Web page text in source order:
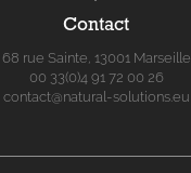
Contact
68 rue Sainte, 13001 Marseille
00 33(0)4 91 72 00 26
contact@natural-solutions.eu